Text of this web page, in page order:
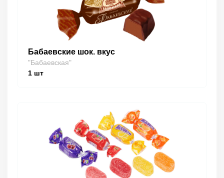
Бабаевские шок. вкус
"Бабаевская"
1 шт